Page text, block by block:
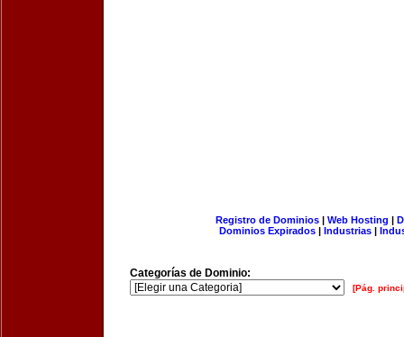
Registro de Dominios| Web Hosting |
Dominios Expirados | Industrias |
Categorías de Dominio:
[Pág.